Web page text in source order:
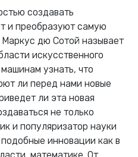
создавать
и преобразуют самую
Маркус дю Сотой называет
искусственного
узнать, что
ли перед нами новые
ли эта новая
не только
и популяризатор науки
инновации как в